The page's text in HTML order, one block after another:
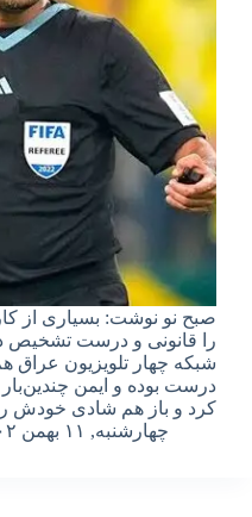
صبح نو نوشت: بسیاری از
را قانونی و درست تشخیص
شبکه چهار تلویزیون عراق
درست بوده و ایمن
کرد و باز هم شادی خودش
چهارشنبه, ۱۱ بهمن ۱۴۰۲ – ۱۷:۳۲